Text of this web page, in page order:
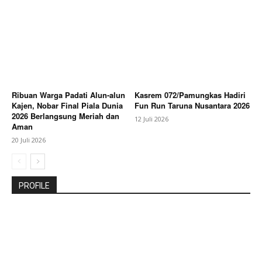
Ribuan Warga Padati Alun-alun
Kajen, Nobar Final Piala Dunia
2026 Berlangsung Meriah dan
Aman
20 Juli 2026
Kasrem 072/Pamungkas Hadiri
Fun Run Taruna Nusantara 2026
12 Juli 2026
PROFILE